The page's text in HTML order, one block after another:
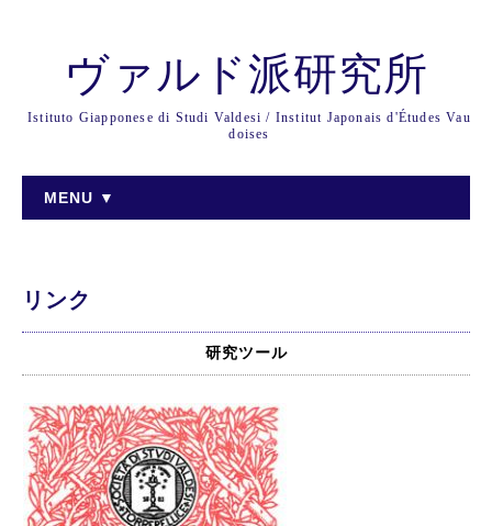
ヴァルド派研究所
Istituto Giapponese di Studi Valdesi / Institut Japonais d'Études Vau
doises
MENU ▼
リンク
研究ツール